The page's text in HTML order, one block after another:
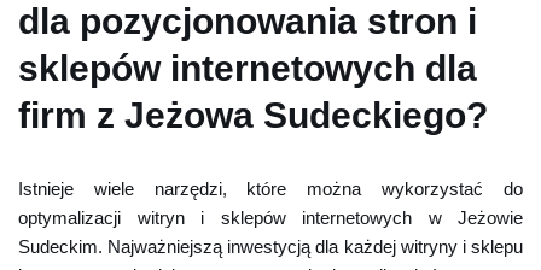
dla pozycjonowania stron i
sklepów internetowych dla
firm z Jeżowa Sudeckiego?
Istnieje wiele narzędzi, które można wykorzystać do
optymalizacji witryn i sklepów internetowych w Jeżowie
Sudeckim. Najważniejszą inwestycją dla każdej witryny i sklepu